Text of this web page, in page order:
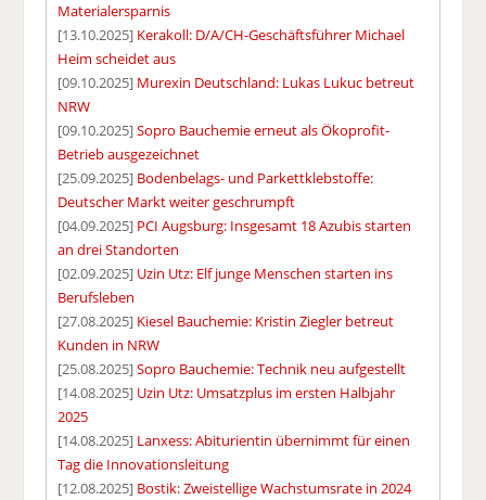
Materialersparnis
[13.10.2025] Kerakoll: D/A/CH-Geschäftsführer Michael
Heim scheidet aus
[09.10.2025] Murexin Deutschland: Lukas Lukuc betreut
NRW
[09.10.2025]Sopro Bauchemie erneut als Ökoprofit-
Betrieb ausgezeichnet
[25.09.2025] Bodenbelags- und Parkettklebstoffe:
Deutscher Markt weiter geschrumpft
[04.09.2025] PCI Augsburg: Insgesamt 18 Azubis starten
an drei Standorten
[02.09.2025] Uzin Utz: Elf junge Menschen starten ins
Berufsleben
[27.08.2025] Kiesel Bauchemie: Kristin Ziegler betreut
Kunden in NRW
[25.08.2025]Sopro Bauchemie: Technik neu aufgestellt
[14.08.2025] Uzin Utz: Umsatzplus im ersten Halbjahr
2025
[14.08.2025] Lanxess: Abiturientin übernimmt für einen
Tag die Innovationsleitung
[12.08.2025] Bostik: Zweistellige Wachstumsrate in 2024